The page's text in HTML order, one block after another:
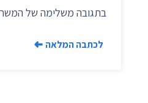
בתגובה משלימה של
לכתבה המלאה